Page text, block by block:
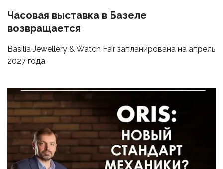
Часовая выставка в Базеле
возвращается
Basilia Jewellery & Watch Fair запланирована на апрель
2027 года